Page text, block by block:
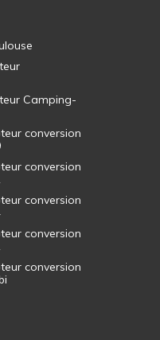
Camping-
conversion
conversion
conversion
conversion
conversion